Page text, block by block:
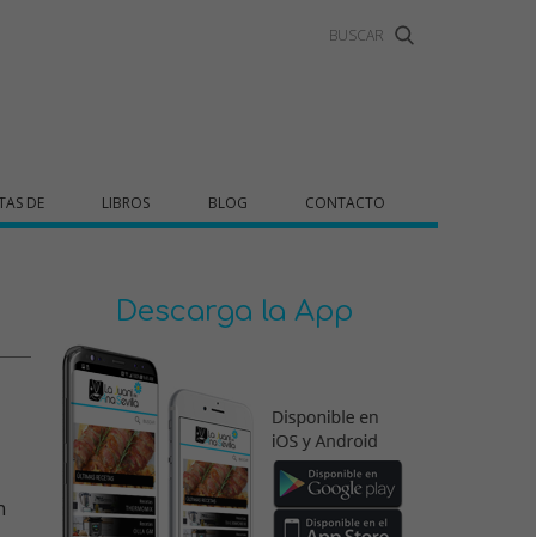
DE LIBROS BLOG CONTACTO
Descarga la App